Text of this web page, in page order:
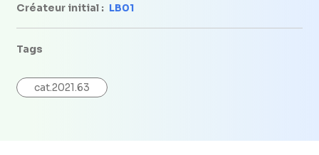
Créateur initial : LB01
Tags
cat.2021.63